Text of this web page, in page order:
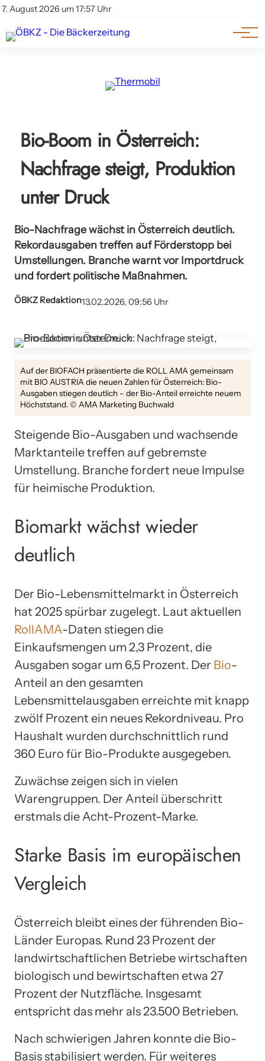
7. August 2026 um 17:57 Uhr
Impressum & Offenlegung
Am Wort
Genuss & Trends
Bio-Boom in Österreich:
Nachfrage steigt, Produktion
unter Druck
Bio-Nachfrage wächst in Österreich deutlich.
Rekordausgaben treffen auf Förderstopp bei
Umstellungen. Branche warnt vor Importdruck
und fordert politische Maßnahmen.
ÖBKZ Redaktion13.02.2026, 09:56 Uhr
Auf der BIOFACH präsentierte die ROLL AMA gemeinsam
mit BIO AUSTRIA die neuen Zahlen für Österreich: Bio-
Ausgaben stiegen deutlich – der Bio-Anteil erreichte neuem
Höchststand. © AMA Marketing Buchwald
Steigende Bio-Ausgaben und wachsende
Marktanteile treffen auf gebremste
Umstellung. Branche fordert neue Impulse
für heimische Produktion.
Biomarkt wächst wieder
deutlich
Der Bio-Lebensmittelmarkt in Österreich
hat 2025 spürbar zugelegt. Laut aktuellen
RollAMA-Daten stiegen die
Einkaufsmengen um 2,3 Prozent, die
Ausgaben sogar um 6,5 Prozent. Der Bio-
Anteil an den gesamten
Lebensmittelausgaben erreichte mit knapp
zwölf Prozent ein neues Rekordniveau. Pro
Haushalt wurden durchschnittlich rund
360 Euro für Bio-Produkte ausgegeben.
Zuwächse zeigen sich in vielen
Warengruppen. Der Anteil überschritt
erstmals die Acht-Prozent-Marke.
Starke Basis im europäischen
Vergleich
Österreich bleibt eines der führenden Bio-
Länder Europas. Rund 23 Prozent der
landwirtschaftlichen Betriebe wirtschaften
biologisch und bewirtschaften etwa 27
Prozent der Nutzfläche. Insgesamt
entspricht das mehr als 23.500 Betrieben.
Nach schwierigen Jahren konnte die Bio-
Basis stabilisiert werden. Für weiteres